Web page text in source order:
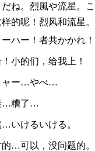
だね。烈風や流星。
样的呢！烈风和流星
ーハー！者共かかれ！
小的们，给我上！
ャー…やべ…
…糟了…
いけるいける。
…可以，没问题的。